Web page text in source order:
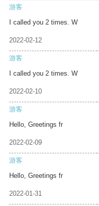
游客
I called you 2 times. W
2022-02-12
游客
I called you 2 times. W
2022-02-10
游客
Hello, Greetings fr
2022-02-09
游客
Hello, Greetings fr
2022-01-31